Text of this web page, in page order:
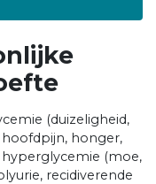
(duizeligheid,
honger,
hyperglycemie (moe,
recidiverende